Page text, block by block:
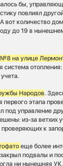
бы,
повлиял
вот количество
до 19 в
на улице
Народов.
первого этапа
под управление
из-за ветхих
проверяющих к
еще более
подвалы и
ни нынешняя